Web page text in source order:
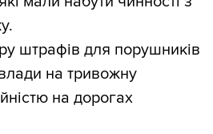
штрафів для порушників
на тривожну
на дорогах